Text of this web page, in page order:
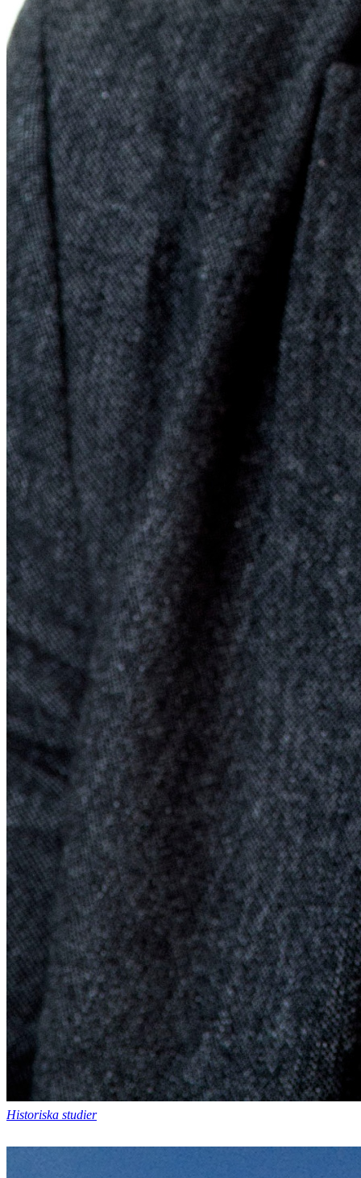
Historiska studier